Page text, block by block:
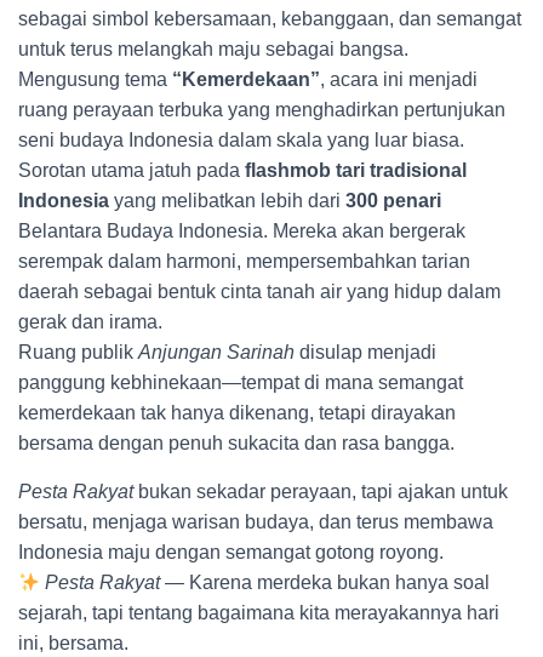
sebagai simbol kebersamaan, kebanggaan, dan semangat
untuk terus melangkah maju sebagai bangsa.
Mengusung tema “Kemerdekaan”, acara ini menjadi
ruang perayaan terbuka yang menghadirkan pertunjukan
seni budaya Indonesia dalam skala yang luar biasa.
Sorotan utama jatuh pada flashmob tari tradisional
Indonesia yang melibatkan lebih dari 300 penari
Belantara Budaya Indonesia. Mereka akan bergerak
serempak dalam harmoni, mempersembahkan tarian
daerah sebagai bentuk cinta tanah air yang hidup dalam
gerak dan irama.
Ruang publik Anjungan Sarinah disulap menjadi
panggung kebhinekaan—tempat di mana semangat
kemerdekaan tak hanya dikenang, tetapi dirayakan
bersama dengan penuh sukacita dan rasa bangga.
Pesta Rakyatbukan sekadar perayaan, tapi ajakan untuk
bersatu, menjaga warisan budaya, dan terus membawa
Indonesia maju dengan semangat gotong royong.
Pesta Rakyat— Karena merdeka bukan hanya soal
sejarah, tapi tentang bagaimana kita merayakannya hari
ini, bersama.